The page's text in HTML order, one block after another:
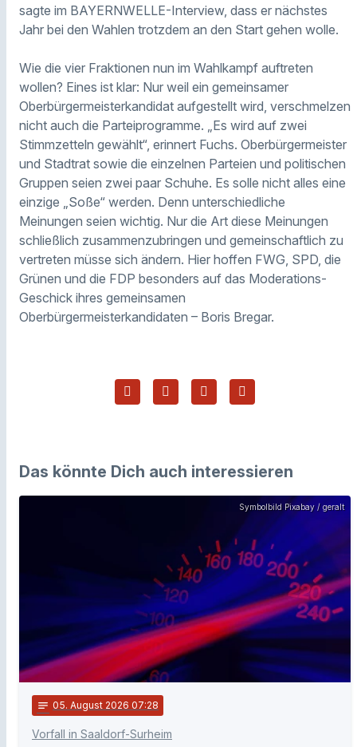
sagte im BAYERNWELLE-Interview, dass er nächstes
Jahr bei den Wahlen trotzdem an den Start gehen wolle.
Wie die vier Fraktionen nun im Wahlkampf auftreten
wollen? Eines ist klar: Nur weil ein gemeinsamer
Oberbürgermeisterkandidat aufgestellt wird, verschmelzen
nicht auch die Parteiprogramme. „Es wird auf zwei
Stimmzetteln gewählt“, erinnert Fuchs. Oberbürgermeister
und Stadtrat sowie die einzelnen Parteien und politischen
Gruppen seien zwei paar Schuhe. Es solle nicht alles eine
einzige „Soße“ werden. Denn unterschiedliche
Meinungen seien wichtig. Nur die Art diese Meinungen
schließlich zusammenzubringen und gemeinschaftlich zu
vertreten müsse sich ändern. Hier hoffen FWG, SPD, die
Grünen und die FDP besonders auf das Moderations-
Geschick ihres gemeinsamen
Oberbürgermeisterkandidaten – Boris Bregar.
Das könnte Dich auch interessieren
Symbolbild Pixabay / geralt
notes 05. August 2026 07:28
Vorfall in Saaldorf-Surheim